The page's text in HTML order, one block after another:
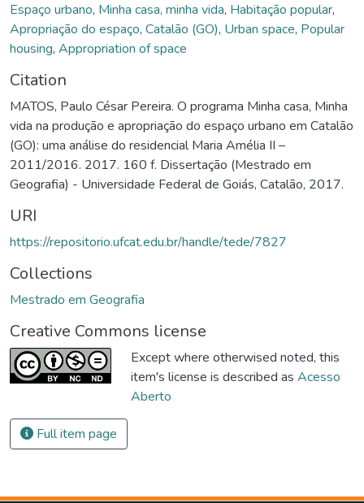
Espaço urbano, Minha casa, minha vida, Habitação popular,
Apropriação do espaço, Catalão (GO), Urban space, Popular
housing, Appropriation of space
Citation
MATOS, Paulo César Pereira. O programa Minha casa, Minha
vida na produção e apropriação do espaço urbano em Catalão
(GO): uma análise do residencial Maria Amélia II –
2011/2016. 2017. 160 f. Dissertação (Mestrado em
Geografia) - Universidade Federal de Goiás, Catalão, 2017.
URI
https://repositorio.ufcat.edu.br/handle/tede/7827
Collections
Mestrado em Geografia
Creative Commons license
Except where otherwised noted, this
item's license is described as Acesso
Aberto
Full item page